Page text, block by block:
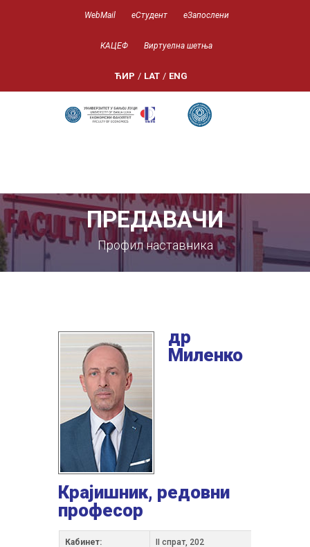
WebMail еСтудент еЗапослени
КАЦЕФ Виртуелна шетња
ЋИР / LAT / ENG
ПРЕДАВАЧИ
Профил наставника
др
Миленко
Крајишник, редовни
професор
Кабинет: II спрат, 202